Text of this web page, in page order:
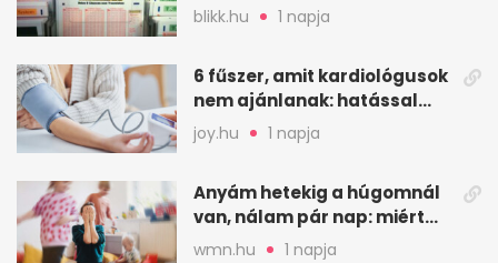
augusztus 7-i számok
blikk.hu 1 napja
6 fűszer, amit kardiológusok
nem ajánlanak: hatással
lehet a vérnyomásra
joy.hu 1 napja
Anyám hetekig a húgomnál
van, nálam pár nap: miért
fáj ennyire?
wmn.hu 1 napja